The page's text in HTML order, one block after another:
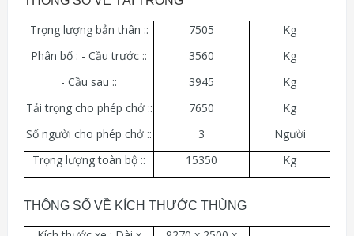
Trọng lượng bản thân :: 7505
Kg
Phân bố : - Cầu trước ::
3560
Kg
- Cầu sau ::
3945
Kg
Tải trọng cho phép chở ::
7650
Kg
Số người cho phép chở ::
3
Người
Trọng lượng toàn bộ ::
15350 Kg
THÔNG SỐ VỀ KÍCH THƯỚC THÙNG